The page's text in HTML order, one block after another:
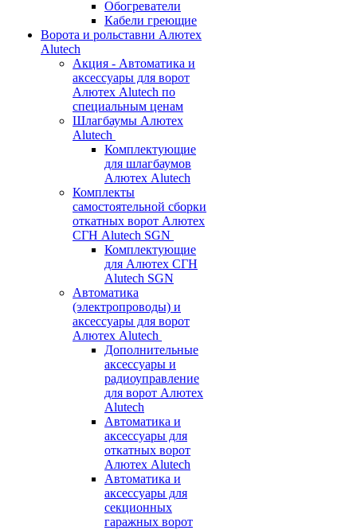
Обогреватели
Кабели греющие
Ворота и рольставни Алютех
Alutech
Акция - Автоматика и
аксессуары для ворот
Алютех Alutech по
специальным ценам
Шлагбаумы Алютех
Alutech
Комплектующие
для шлагбаумов
Алютех Alutech
Комплекты
самостоятельной сборки
откатных ворот Алютех
СГН Alutech SGN
Комплектующие
для Алютех СГН
Alutech SGN
Автоматика
(электропроводы) и
аксессуары для ворот
Алютех Alutech
Дополнительные
аксессуары и
радиоуправление
для ворот Алютех
Alutech
Автоматика и
аксессуары для
откатных ворот
Алютех Alutech
Автоматика и
аксессуары для
секционных
гаражных ворот